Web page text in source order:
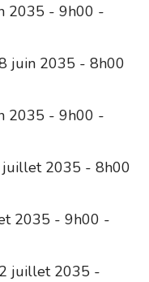
2035 - 9h00 -
juin 2035 - 8h00
2035 - 9h00 -
2035 - 8h00
2035 - 9h00 -
juillet 2035 -